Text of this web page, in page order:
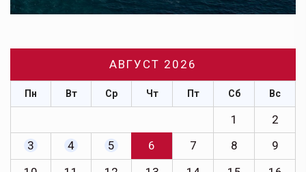
АВГУСТ 2026
Пн Вт Ср Чт Пт Сб Вс
1
2
3
4 5 6 7 8
9